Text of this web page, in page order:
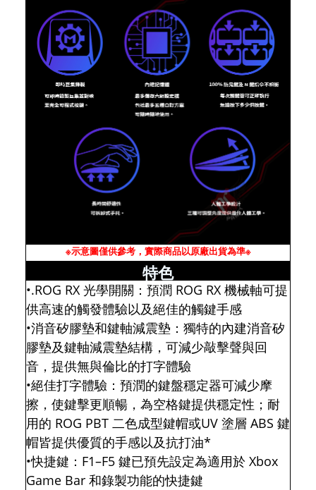
※示意圖僅供參考，實際商品以原廠出貨為準※
特色
•.ROG RX 光學開關：預潤 ROG RX 機械軸可提
供高速的觸發體驗以及絕佳的觸鍵手感
•消音矽膠墊和鍵軸減震墊：獨特的內建消音矽
膠墊及鍵軸減震墊結構，可減少敲擊聲與回
音，提供無與倫比的打字體驗
•絕佳打字體驗：預潤的鍵盤穩定器可減少摩
擦，使鍵擊更順暢，為空格鍵提供穩定性；耐
用的 ROG PBT 二色成型鍵帽或UV 塗層 ABS 鍵
帽皆提供優質的手感以及抗打油*
•快捷鍵：F1–F5 鍵已預先設定為適用於 Xbox
Game Bar 和錄製功能的快捷鍵